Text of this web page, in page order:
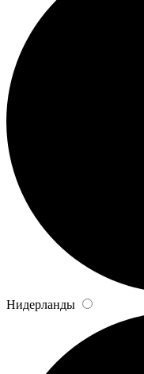
Нидерланды